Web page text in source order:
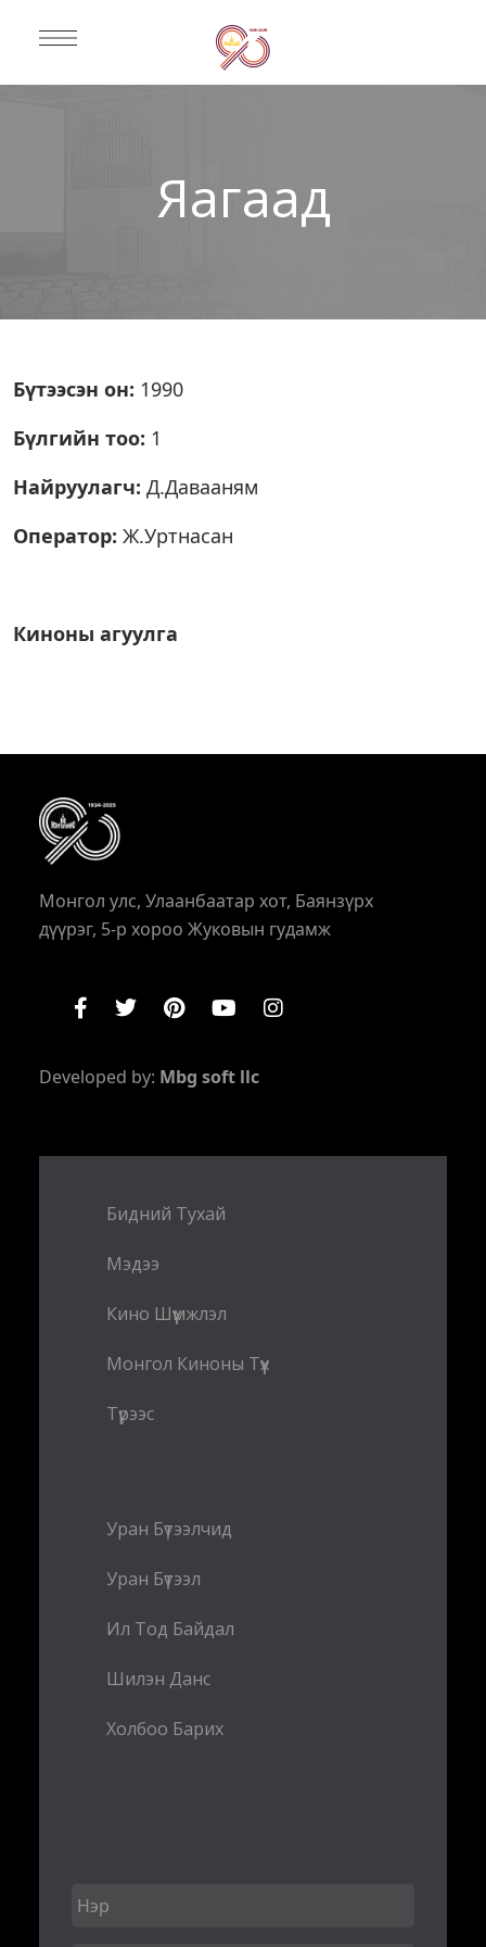
Яагаад
Бүтээсэн он: 1990
Бүлгийн тоо: 1
Найруулагч: Д.Давааням
Оператор: Ж.Уртнасан
Киноны агуулга
Монгол улс, Улаанбаатар хот, Баянзүрх
дүүрэг, 5-р хороо Жуковын гудамж
Developed by: Mbg soft llc
Бидний Тухай
Мэдээ
Кино Шүүмжлэл
Монгол Киноны Түүх
Түрээс
Уран Бүтээлчид
Уран Бүтээл
Ил Тод Байдал
Шилэн Данс
Холбоо Барих